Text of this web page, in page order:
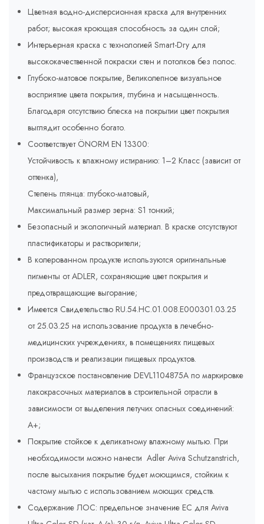
Цветная водно-дисперсионная краска для внутренних
работ; высокая кроющая способность за один слой;
Интерьерная краска с технологией Smart-Dry для
высококачественной покраски стен и потолков без полос.
Глубоко-матовое покрытие, Великолепное визуальное
восприятие цвета покрытия, глубина и насыщенность.
Благодаря отсутствию блеска на покрытии цвет покрытия
выглядит особенно богато.
Соответствует ÖNORM EN 13300:
Устойчивость к влажному истиранию: 1–2 Класс (зависит от
оттенка),
Степень глянца: глубоко-матовый,
Максимальный размер зерна: S1 тонкий;
Безопасный и экологичный материал. В краске отсутствуют
пластификаторы и растворители;
В колерованном продукте используются оригинальные
пигменты от ADLER, сохраняющие цвет покрытия и
предотвращающие выгорание;
Имеется Свидетельство RU.54.HC.01.008.E000301.03.25
от 25.03.25 на использование продукта в лечебно-
медицинских учреждениях, в помещениях пищевых
производств и реализации пищевых продуктов.
Французское постановление DEVL1104875A по маркировке
лакокрасочных материалов в строительной отрасли в
зависимости от выделения летучих опасных соединений:
A+;
Покрытие стойкое к деликатному влажному мытью. При
необходимости можно нанести Adler Aviva Schutzanstrich,
после высыхания покрытие будет моющимся, стойким к
частому мытью с использованием моющих средств.
Содержание ЛОС: предельное значение ЕС для Aviva